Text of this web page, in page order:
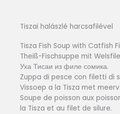
Tiszai halászlé harcsafilével
Tisza Fish Soup with Catfish
Theiß-Fischsuppe mit
Уха Тисаи из филе сомика.
Zuppa di pesce con filetti di
Vissoep a la Tisza met
Soupe de poisson aux
la Tisza et au filet de silure.